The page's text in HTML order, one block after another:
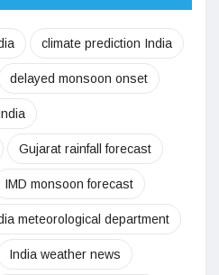
climate prediction India
delayed monsoon onset
Gujarat rainfall forecast
IMD monsoon forecast
meteorological department
India weather news